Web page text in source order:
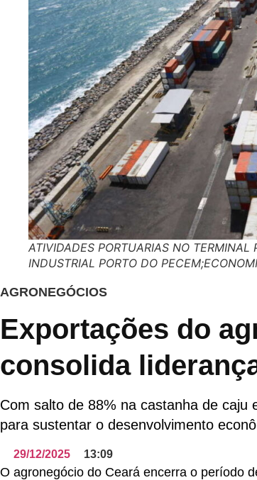
ATIVIDADES PORTUARIAS NO
INDUSTRIAL PORTO DO
AGRONEGÓCIOS
Exportações do
consolida
Com salto de 88% na castanha de
para sustentar o desenvolvimento
29/12/2025 13:09
O agronegócio do Ceará encerra o período